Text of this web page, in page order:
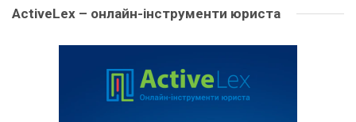
ActiveLex – онлайн-інструменти юриста